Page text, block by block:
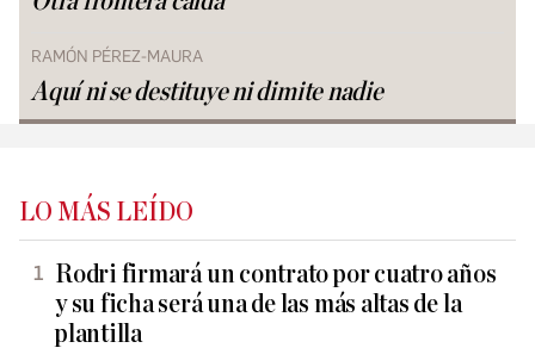
RAMÓN PÉREZ-MAURA
Aquí ni se destituye ni dimite nadie
LO MÁS LEÍDO
Rodri firmará un contrato por cuatro años
y su ficha será una de las más altas de la
plantilla